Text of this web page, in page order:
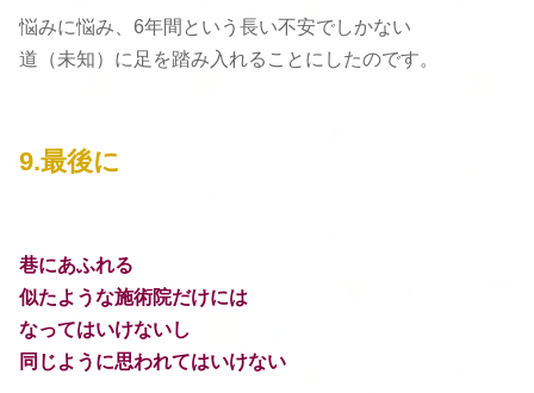
悩みに悩み、6年間という長い不安でしかない
道（未知） に足を踏み入れることにしたのです。
9.最後に
巷にあふれる
似たような施術院だけには
なってはいけないし
同じように思われてはいけない